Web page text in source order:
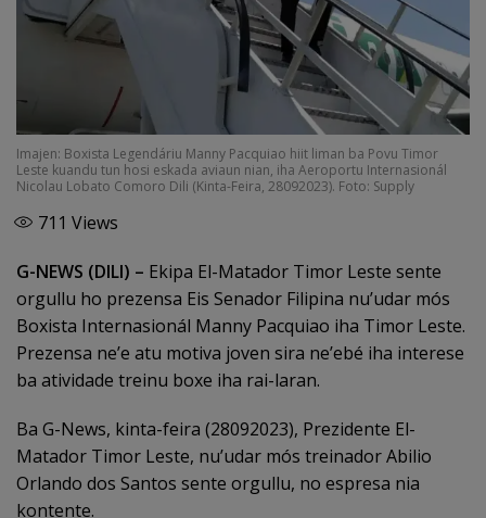
Imajen: Boxista Legendáriu Manny Pacquiao hiit liman ba Povu Timor
Leste kuandu tun hosi eskada aviaun nian, iha Aeroportu Internasionál
Nicolau Lobato Comoro Dili (Kinta-Feira, 28092023). Foto: Supply
711 Views
G-NEWS (DILI) – Ekipa El-Matador Timor Leste sente
orgullu ho prezensa Eis Senador Filipina nu’udar mós
Boxista Internasionál Manny Pacquiao iha Timor Leste.
Prezensa ne’e atu motiva joven sira ne’ebé iha interese
ba atividade treinu boxe iha rai-laran.
Ba G-News, kinta-feira (28092023), Prezidente El-
Matador Timor Leste, nu’udar mós treinador Abilio
Orlando dos Santos sente orgullu, no espresa nia
kontente.